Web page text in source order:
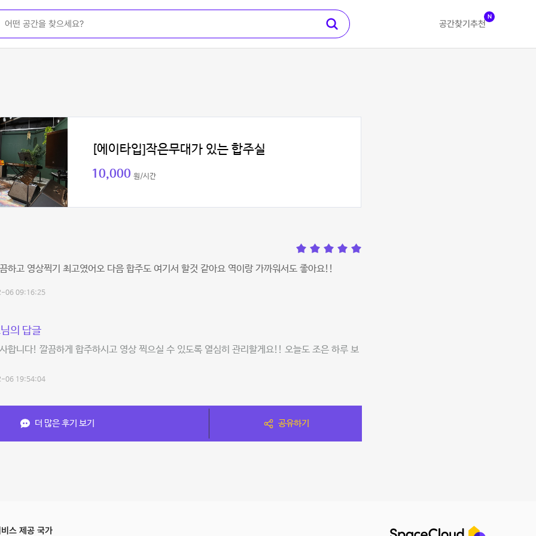
공간찾기 추천
N
[에이타입]작은무대가 있는 합주실
10,000 원/시간
하고 영상찍기 최고였어오 다음 합주도 여기서 할것 같아요 역이랑 가까워서도 좋아요!!
06 09:16:25
의 답글
합니다! 깔끔하게 합주하시고 영상 찍으실 수 있도록 열심히 관리할게요!! 오늘도 조은 하루 보
06 19:54:04
더 많은 후기 보기 공유하기
스 제공 국가